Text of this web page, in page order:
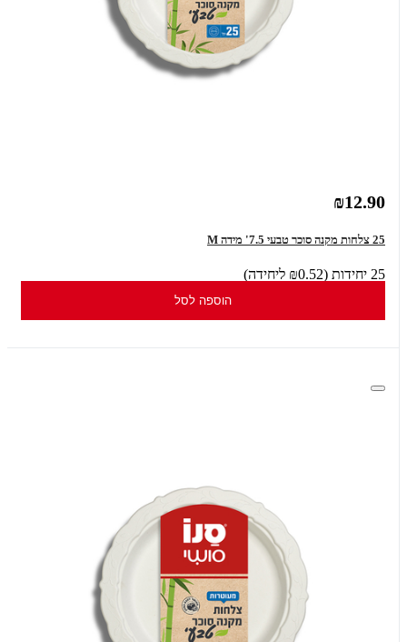
₪12.90
25 צלחות מקנה סוכר טבעי 7.5' מידה M
25 יחידות (₪0.52 ליחידה)
הוספה לסל